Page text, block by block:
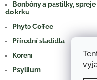
Bonbóny a pastilky, spreje
do krku
Phyto Coffee
Přírodní sladidla
Koření
Psyllium